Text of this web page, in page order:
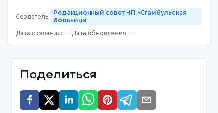
скалы. Выяснилось, что сестры Мирабель
были изнасилованы и зверски убиты, и они
стали символом борьбы с диктатурой. В
Организация Объединенных Наций
приняла решение объявить 25 ноября
"Международным днем борьбы за
Создатель:
Редакционный совет НП «Стамбульская
больница
Дата создания: |Дата обновления:
Поделиться